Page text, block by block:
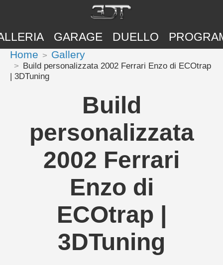
GARAGE DUELLO
Home Gallery
Build personalizzata 2002 Ferrari Enzo di ECOtrap
| 3DTuning
Build
personalizzata
2002 Ferrari
Enzo di
ECOtrap |
3DTuning